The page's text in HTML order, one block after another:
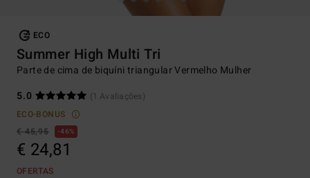
ECO
Summer High Multi Tri
Parte de cima de biquíni triangular Vermelho Mulher
5.0
(1 Avaliações)
ECO-BONUS
€ 45,95
46%
€ 24,81
OFERTAS